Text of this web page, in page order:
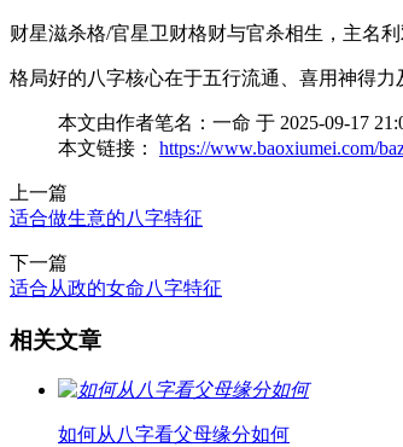
财星滋杀格/官星卫财格财与官杀相生，主名利
格局好的八字核心在于五行流通、喜用神得
本文由作者笔名：一命 于 2025-09-17
本文链接： https://www.baoxiumei.com/
上一篇
适合做生意的八字特征
下一篇
适合从政的女命八字特征
相关文章
如何从八字看父母缘分如何